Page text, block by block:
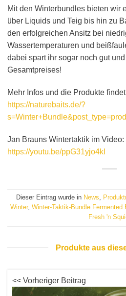
Mit den Winterbundles bieten wir
über Liquids und Teig bis hin zu
den erfolgreichen Ansitz bei
Wassertemperaturen und
dabei spart ihr sogar noch gut
Gesamtpreises!
Mehr Infos und die Produkte
https://naturebaits.de/?
s=Wint
Jan Brauns Wintertaktik im Video:
https://youtu.be/ppG31yjo4kI
Dieser Eintrag wurde in News
Winter, Winter-Taktik-Bundle Fermented
Fresh 'n
Produkte aus
<< Vorheriger Beitrag